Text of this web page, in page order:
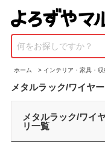
何をお探しですか？
ホーム > インテリア・家具・収
メタルラック/ワイヤ
メタルラック/ワイ
リ一覧